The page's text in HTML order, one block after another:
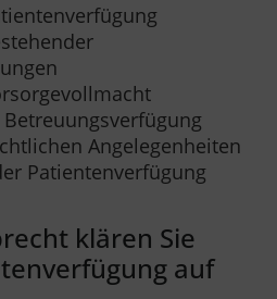
Angelegenheiten
Patientenverfügung
klären Sie
auf